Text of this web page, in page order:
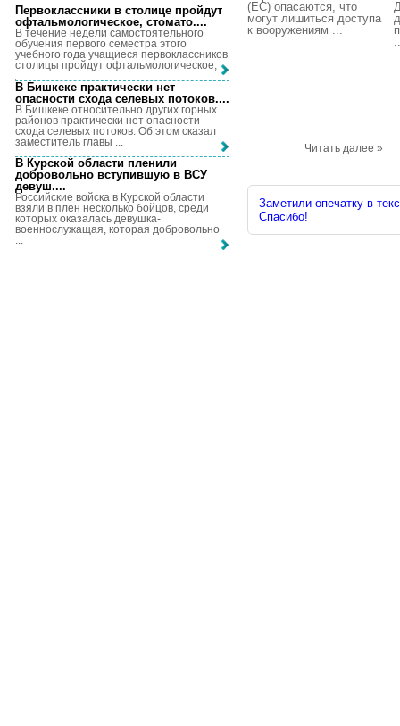
(ЕС) опасаются, что
могут лишиться доступа
к вооружениям ...
Читать далее »
Заметили опечатку в
Спасибо!
Первоклассники в столице пройдут
офтальмологическое, стомато....
В течение недели самостоятельного
обучения первого семестра этого
учебного года учащиеся первоклассников
столицы пройдут офтальмологическое, ...
В Бишкеке практически нет
опасности схода селевых потоков....
В Бишкеке относительно других горных
районов практически нет опасности
схода селевых потоков. Об этом сказал
заместитель главы ...
В Курской области пленили
добровольно вступившую в ВСУ
девуш....
Российские войска в Курской области
взяли в плен несколько бойцов, среди
которых оказалась девушка-
военнослужащая, которая добровольно
...